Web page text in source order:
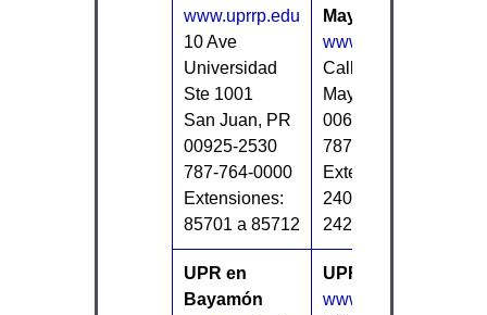
www.uprrp.edu
10 Ave
Universidad
Ste 1001
San Juan, PR
00925-2530
787-764-0000
Extensiones:
85701 a 85712
Mayagüez
www.uprm.edu
Call Box 9000
Mayagüez, PR
00681-9000
787-832-4040
Extensiones: 3811,
2400, 2404, 2412,
2420
UPR en
Bayamón
UPR en Carolina
www.uprc.edu